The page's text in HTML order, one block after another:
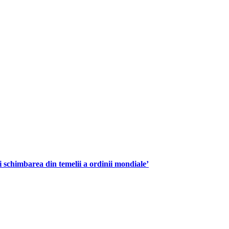
din temelii a ordinii mondiale’